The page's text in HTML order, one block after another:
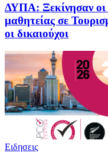
ΔΥΠΑ: Ξεκίνησαν οι
μαθητείας σε
οι δικαιούχοι
Ειδησεις